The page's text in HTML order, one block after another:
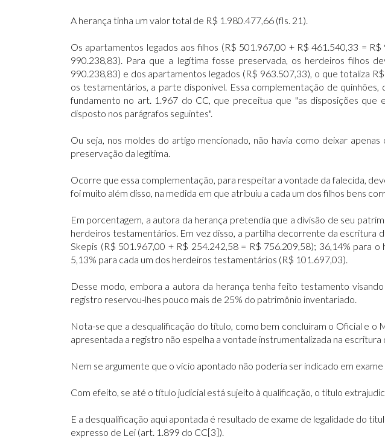
A herança tinha um valor total de R$ 1.980.477,66 (fls. 21).
Os apartamentos legados aos filhos (R$ 501.967,00 + R$ 461.540,33 =
990.238,83). Para que a legítima fosse preservada, os herdeiros
990.238,83) e dos apartamentos legados (R$ 963.507,33), o que totaliza
os testamentários, a parte disponível. Essa complementação de
fundamento no art. 1.967 do CC, que preceitua que "as disposições
disposto nos parágrafos seguintes".
Ou seja, nos moldes do artigo mencionado, não havia como deixar
preservação da legítima.
Ocorre que essa complementação, para respeitar a vontade da falecida,
foi muito além disso, na medida em que atribuiu a cada um dos filhos bens
Em porcentagem, a autora da herança pretendia que a divisão de seu
herdeiros testamentários. Em vez disso, a partilha decorrente da escritura
Skepis (R$ 501.967,00 + R$ 254.242,58 = R$ 756.209,58); 36,14% para
5,13% para cada um dos herdeiros testamentários (R$ 101.697,03).
Desse modo, embora a autora da herança tenha feito testamento
registro reservou-lhes pouco mais de 25% do patrimônio inventariado.
Nota-se que a desqualificação do título, como bem concluíram o Oficial e
apresentada a registro não espelha a vontade instrumentalizada na
Nem se argumente que o vício apontado não poderia ser indicado em exame
Com efeito, se até o título judicial está sujeito à qualificação, o título
E a desqualificação aqui apontada é resultado de exame de legalidade do
expresso de Lei (art. 1.899 do CC[3]).